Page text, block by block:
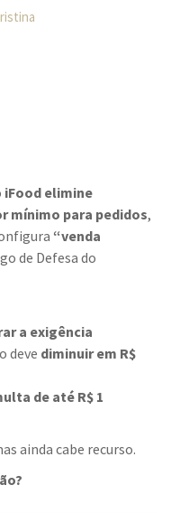
iFood elimine
mínimo para pedidos,
“venda
de Defesa do
a exigência
deve diminuir em R$
de até R$ 1
ainda cabe recurso.